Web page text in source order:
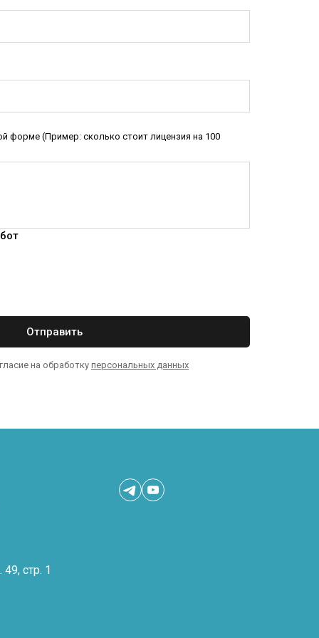
форме (Пример: сколько стоит лицензия на 100
Отправить
на обработкуперсональных данных
стр. 1